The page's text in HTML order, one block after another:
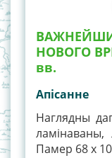
НОВОГО
вв.
Апiсанне
Наглядны
ламінаваны,
Памер 68 х